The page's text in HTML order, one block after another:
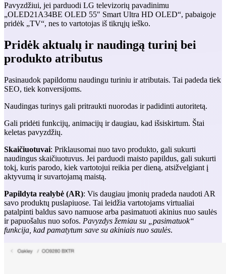
Pavyzdžiui, jei parduodi LG televizorių pavadinimu
„OLED21A34BE OLED 55″ Smart Ultra HD OLED“, pabaigoje
pridėk „TV“, nes to vartotojas iš tikrųjų ieško.
Pridėk aktualų ir naudingą turinį bei
produkto atributus
Pasinaudok papildomu naudingu turiniu ir atributais. Tai padeda tiek
SEO, tiek konversijoms.
Naudingas turinys gali pritraukti nuorodas ir padidinti autoritetą.
Gali pridėti funkcijų, animacijų ir daugiau, kad išsiskirtum. Štai
keletas pavyzdžių.
Skaičiuotuvai: Priklausomai nuo tavo produkto, gali sukurti
naudingus skaičiuotuvus. Jei parduodi maisto papildus, gali sukurti
tokį, kuris parodo, kiek vartotojui reikia per dieną, atsižvelgiant į
aktyvumą ir suvartojamą maistą.
Papildyta realybė (AR): Vis daugiau įmonių pradeda naudoti AR
savo produktų puslapiuose. Tai leidžia vartotojams virtualiai
patalpinti baldus savo namuose arba pasimatuoti akinius nuo saulės
ir papuošalus nuo sofos. Pavyzdys žemiau su „pasimatuok“
funkcija, kad pamatytum save su akiniais nuo saulės.